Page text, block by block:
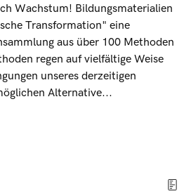
Wachstum! Bildungsmaterialien
Transformation" eine
aus über 100 Methoden
regen auf vielfältige Weise
unseres derzeitigen
Alternative...